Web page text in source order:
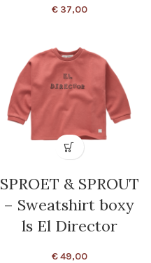
€37,00
SPROET & SPROUT
– Sweatshirt boxy
ls El Director
€49,00